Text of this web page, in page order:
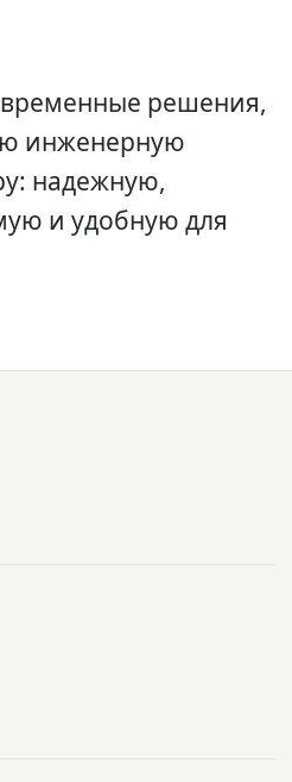
решения,
инженерную
надежную,
и удобную для